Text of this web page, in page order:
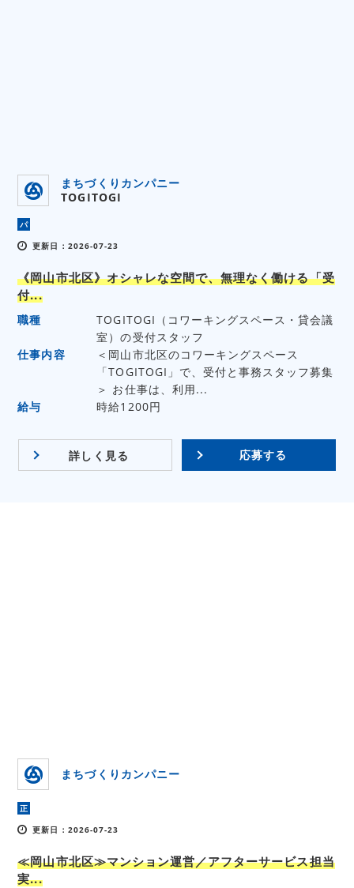
まちづくりカンパニー
TOGITOGI
パ
更新日：2026-07-23
《岡山市北区》オシャレな空間で、無理なく働ける「受
付...
職種
TOGITOGI（コワーキングスペース・貸会議
室）の受付スタッフ
仕事内容
＜岡山市北区のコワーキングスペース
「TOGITOGI」で、受付と事務スタッフ募集
＞ お仕事は、利用...
給与
時給1200円
詳しく見る 応募する
まちづくりカンパニー
正
更新日：2026-07-23
≪岡山市北区≫マンション運営／アフターサービス担当
実...